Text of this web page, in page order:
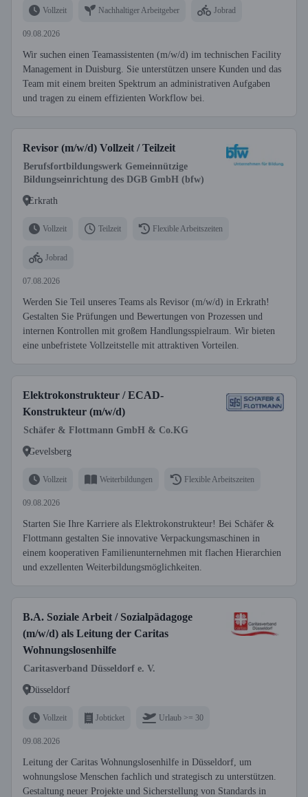
Vollzeit Nachhaltiger Arbeitgeber Jobrad
09.08.2026
Wir suchen einen Teamassistenten (m/w/d) im technischen Facility
Management in Duisburg. Sie unterstützen unsere Kunden und das
Team mit einem breiten Spektrum an administrativen Aufgaben
und tragen zu einem effizienten Workflow bei.
Revisor (m/w/d) Vollzeit / Teilzeit
Berufsfortbildungswerk Gemeinnützige
Bildungseinrichtung des DGB GmbH (bfw)
Erkrath
Vollzeit Teilzeit Flexible Arbeitszeiten
Jobrad
07.08.2026
Werden Sie Teil unseres Teams als Revisor (m/w/d) in Erkrath!
Gestalten Sie Prüfungen und Bewertungen von Prozessen und
internen Kontrollen mit großem Handlungsspielraum. Wir bieten
eine unbefristete Vollzeitstelle mit attraktiven Vorteilen.
Elektrokonstrukteur / ECAD-
Konstrukteur (m/w/d)
Schäfer & Flottmann GmbH & Co.KG
Gevelsberg
Vollzeit Weiterbildungen Flexible Arbeitszeiten
09.08.2026
Starten Sie Ihre Karriere als Elektrokonstrukteur! Bei Schäfer &
Flottmann gestalten Sie innovative Verpackungsmaschinen in
einem kooperativen Familienunternehmen mit flachen Hierarchien
und exzellenten Weiterbildungsmöglichkeiten.
B.A. Soziale Arbeit / Sozialpädagoge
(m/w/d) als Leitung der Caritas
Wohnungslosenhilfe
Caritasverband Düsseldorf e. V.
Düsseldorf
Vollzeit Jobticket Urlaub >= 30
09.08.2026
Leitung der Caritas Wohnungslosenhilfe in Düsseldorf, um
wohnungslose Menschen fachlich und strategisch zu unterstützen.
Gestaltung neuer Projekte und Sicherstellung von Standards in